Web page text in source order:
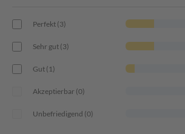
Perfekt (3)
Sehr gut (3)
Gut (1)
Akzeptierbar (0)
Unbefriedigend (0)